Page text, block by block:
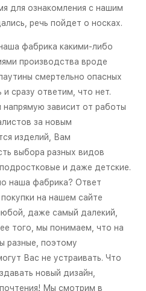
для ознакомления с нашим
речь пойдет о носках.
фабрика какими-либо
производства вроде
смертельно опасных
сразу ответим, что нет.
зависит от работы
за новым
изделий, Вам
выбора разных видов
и даже детские.
наша фабрика? Ответ
на нашем сайте
даже самый далекий,
того, мы понимаем, что на
разные, поэтому
Вас не устраивать. Что
новый дизайн,
Мы смотрим в